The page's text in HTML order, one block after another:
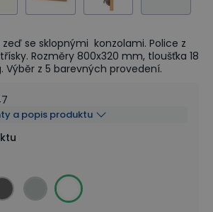
se sklopnými konzolami. Police z
Rozměry 800x320 mm, tloušťka 18
Výběr z 5 barevných provedení.
a popis produktu